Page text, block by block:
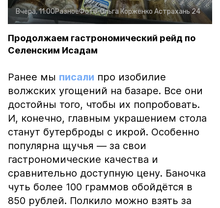
Вчера, 11:00РазноеФото:Ольга Корженко Астрахань 24
Продолжаем гастрономический рейд по
Селенским Исадам
Ранее мы писали про изобилие
волжских угощений на базаре. Все они
достойны того, чтобы их попробовать.
И, конечно, главным украшением стола
станут бутерброды с икрой. Особенно
популярна щучья — за свои
гастрономические качества и
сравнительно доступную цену. Баночка
чуть более 100 граммов обойдётся в
850 рублей. Полкило можно взять за